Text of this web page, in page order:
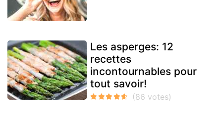
Les asperges: 12
recettes
incontournables pour
tout savoir!